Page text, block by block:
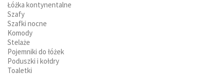
Łóżka kontynentalne
Szafy
Szafki nocne
Komody
Stelaże
Pojemniki do łóżek
Poduszki i kołdry
Toaletki